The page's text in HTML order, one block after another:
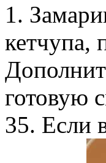
1.
кетчупа,
готовую
35. Если